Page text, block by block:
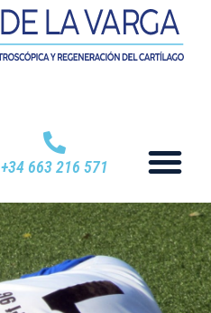
+34 663 216 571